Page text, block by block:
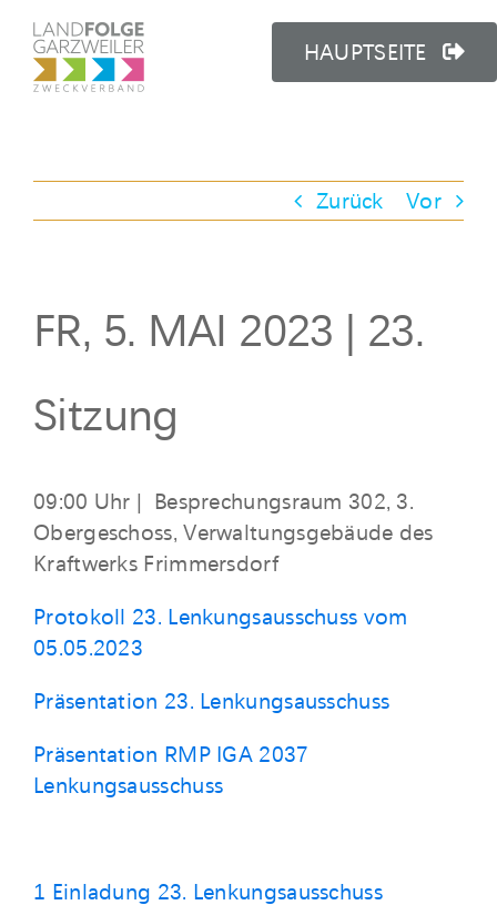
Inhalt
springen
HAUPTSEITE
Zurück Vor
FR, 5. MAI 2023 | 23.
Sitzung
09:00 Uhr | Besprechungsraum 302, 3.
Obergeschoss, Verwaltungsgebäude des
Kraftwerks Frimmersdorf
Protokoll 23. Lenkungsausschuss vom
05.05.2023
Präsentation 23. Lenkungsausschuss
Präsentation RMP IGA 2037
Lenkungsausschuss
1 Einladung 23. Lenkungsausschuss